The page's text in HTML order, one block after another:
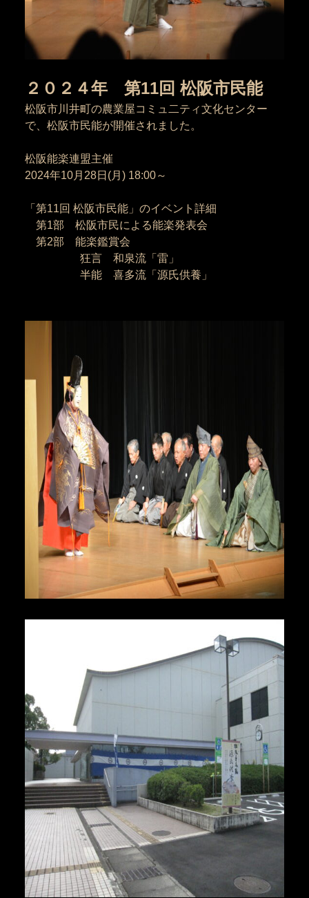
２０２４年 第11回 松阪市民能
松阪市川井町の農業屋コミュ二ティ文化センター
で、松阪市民能が開催されました。
松阪能楽連盟主催
2024年10月 28日 (月 ) 18:00～
「第11回 松阪市民能」のイベント詳細
第1部 松阪市民による能楽発表会
第2部 能楽鑑賞会
狂言 和泉流「雷」
半能 喜多流「源氏供養」